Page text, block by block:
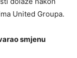
United Groupa.
smjenu